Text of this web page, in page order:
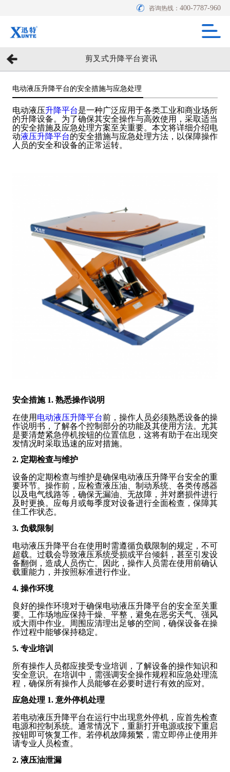
咨询热线：400-7787-960
剪叉式升降平台资讯
电动液压升降平台的安全措施与应急处理
电动液压升降平台是一种广泛应用于各类工业和商业场所
的升降设备。为了确保其安全操作与高效使用，采取适当
的安全措施及应急处理方案至关重要。本文将详细介绍电
动液压升降平台的安全措施与应急处理方法，以保障操作
人员的安全和设备的正常运转。
安全措施 1. 熟悉操作说明
在使用 电动液压升降平台前，操作人员必须熟悉设备的操
作说明书，了解各个控制部分的功能及其使用方法。尤其
是要清楚紧急停机按钮的位置信息，这将有助于在出现突
发情况时采取迅速的应对措施。
2. 定期检查与维护
设备的定期检查与维护是确保电动液压升降平台安全的重
要环节。操作前，应检查液压油、制动系统、各类传感器
以及电气线路等，确保无漏油、无故障，并对磨损件进行
及时更换。应每月或每季度对设备进行全面检查，保障其
佳工作状态。
3. 负载限制
电动液压升降平台在使用时需遵循负载限制的规定，不可
超载。过载会导致液压系统受损或平台倾斜，甚至引发设
备翻倒，造成人员伤亡。因此，操作人员需在使用前确认
载重能力，并按照标准进行作业。
4. 操作环境
良好的操作环境对于确保电动液压升降平台的安全至关重
要。工作场地应保持干燥、平整，避免在恶劣天气、强风
或大雨中作业。周围应清理出足够的空间，确保设备在操
作过程中能够保持稳定。
5. 专业培训
所有操作人员都应接受专业培训，了解设备的操作知识和
安全意识。在培训中，需强调安全操作规程和应急处理流
程，确保所有操作人员能够在必要时进行有效的应对。
应急处理 1. 意外停机处理
若电动液压升降平台在运行中出现意外停机，应首先检查
电源和控制系统。通常情况下，重新打开电源或按下重启
按钮即可恢复工作。若停机故障频繁，需立即停止使用并
请专业人员检查。
2. 液压油泄漏